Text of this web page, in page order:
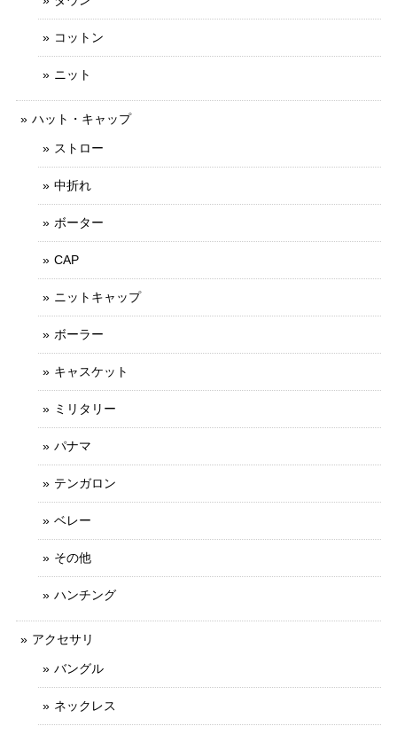
コットン
ニット
ハット・キャップ
ストロー
中折れ
ボーター
CAP
ニットキャップ
ボーラー
キャスケット
ミリタリー
パナマ
テンガロン
ベレー
その他
ハンチング
アクセサリ
バングル
ネックレス